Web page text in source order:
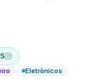
Eletrônicos